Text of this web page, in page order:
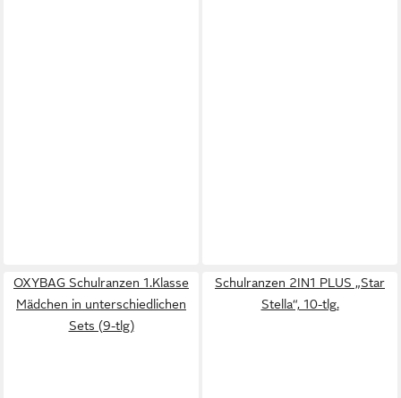
OXYBAG Schulranzen 1.Klasse
Mädchen in unterschiedlichen
Sets (9-tlg)
Schulranzen 2IN1 PLUS „Star
Stella“, 10-tlg.